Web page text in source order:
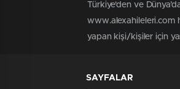
Türkiye'den ve
www.alexahileleri.com
yapan kişi/kişiler için
SAYFALAR